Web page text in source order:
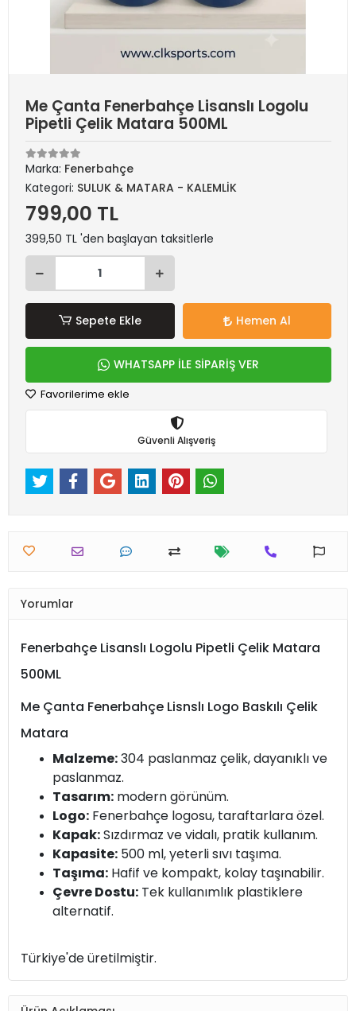
Me Çanta Fenerbahçe Lisanslı Logolu
Pipetli Çelik Matara 500ML
Marka: Fenerbahçe
Kategori: SULUK & MATARA - KALEMLİK
799,00 TL
399,50 TL 'den başlayan taksitlerle
Sepete Ekle Hemen Al
WHATSAPP İLE SİPARİŞ VER
Favorilerime ekle
Güvenli Alışveriş
Yorumlar
Fenerbahçe Lisanslı Logolu Pipetli Çelik Matara
500ML
Me Çanta Fenerbahçe Lisnslı Logo Baskılı Çelik
Matara
Malzeme:304 paslanmaz çelik, dayanıklı ve
paslanmaz.
Tasarım: modern görünüm.
Logo: Fenerbahçe logosu, taraftarlara özel.
Kapak:Sızdırmaz ve vidalı, pratik kullanım.
Kapasite: 500 ml, yeterli sıvı taşıma.
Taşıma: Hafif ve kompakt, kolay taşınabilir.
Çevre Dostu: Tek kullanımlık plastiklere
alternatif.
Türkiye'de üretilmiştir.